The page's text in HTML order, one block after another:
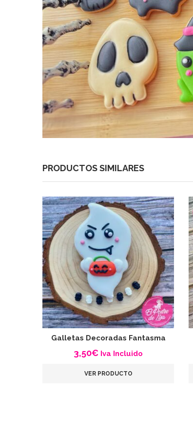
PRODUCTOS SIMILARES
Galletas Decoradas Fantasma
3,50€ Iva Incluido
VER PRODUCTO